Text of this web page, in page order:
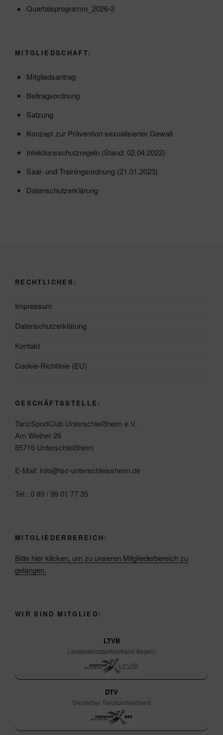
Quartalsprogramm_2026-3
MITGLIEDSCHAFT:
Mitgliedsantrag
Beitragsordnung
Satzung
Konzept zur Prävention sexualisierter Gewalt
Infektionsschutzregeln (Stand: 02.04.2022)
Saal- und Trainingsordnung (21.01.2023)
Datenschutzerklärung
RECHTLICHES:
Impressum
Datenschutzerklärung
Kontakt
Cookie-Richtlinie (EU)
GESCHÄFTSSTELLE:
TanzSportClub Unterschleißheim e.V.
Am Weiher 26
85716 Unterschleißheim
E-Mail: info@tsc-unterschleissheim.de
Tel.: 0 89 / 99 01 77 35
MITGLIEDERBEREICH:
Bitte hier klicken, um zu unseren Mitgliederbereich zu
gelangen.
WIR SIND MITGLIED:
LTVB
Landestanzsportverband Bayern
DTV
Deutscher Tanzsportverband